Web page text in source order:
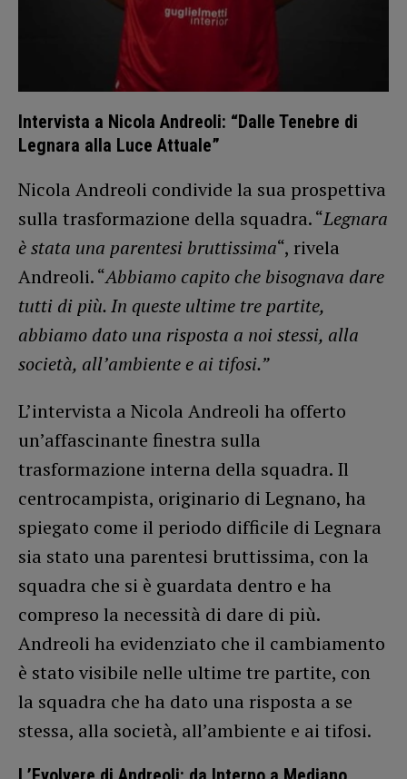
Intervista a Nicola Andreoli: “Dalle Tenebre di
Legnara alla Luce Attuale”
Nicola Andreoli condivide la sua prospettiva
sulla trasformazione della squadra. “Legnara
è stata una parentesi bruttissima“, rivela
Andreoli. “Abbiamo capito che bisognava dare
tutti di più. In queste ultime tre partite,
abbiamo dato una risposta a noi stessi, alla
società, all’ambiente e ai tifosi.”
L’intervista a Nicola Andreoli ha offerto
un’affascinante finestra sulla
trasformazione interna della squadra. Il
centrocampista, originario di Legnano, ha
spiegato come il periodo difficile di Legnara
sia stato una parentesi bruttissima, con la
squadra che si è guardata dentro e ha
compreso la necessità di dare di più.
Andreoli ha evidenziato che il cambiamento
è stato visibile nelle ultime tre partite, con
la squadra che ha dato una risposta a se
stessa, alla società, all’ambiente e ai tifosi.